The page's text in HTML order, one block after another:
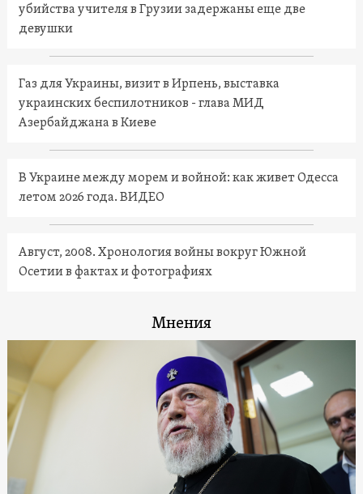
убийства учителя в Грузии задержаны еще две
девушки
Газ для Украины, визит в Ирпень, выставка
украинских беспилотников - глава МИД
Азербайджана в Киеве
В Украине между морем и войной: как живет Одесса
летом 2026 года. ВИДЕО
Август, 2008. Хронология войны вокруг Южной
Осетии в фактах и фотографиях
Мнения